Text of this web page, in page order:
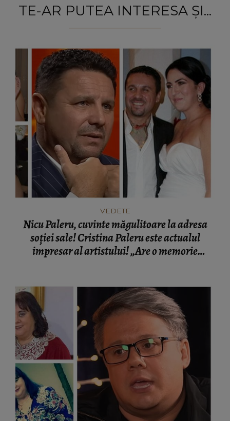
TE-AR PUTEA INTERESA ȘI...
VEDETE
Nicu Paleru, cuvinte măgulitoare la adresa
soției sale! Cristina Paleru este actualul
impresar al artistului! „Are o memorie